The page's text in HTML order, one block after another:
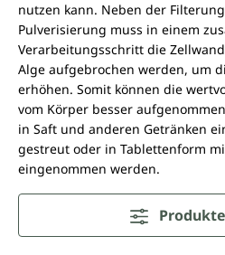
nutzen kann. Neben der
Pulverisierung muss in einem
Verarbeitungsschritt die
Alge aufgebrochen werden, um
erhöhen. Somit können die
vom Körper besser
in Saft und anderen Getränken
gestreut oder in Tablettenform
eingenommen werden.